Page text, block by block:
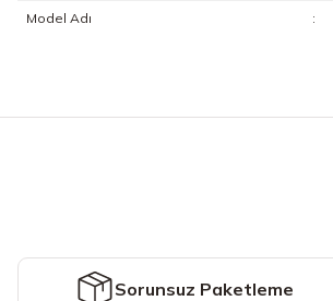
Model Adı :
Ürün fiyatı diğer sitelerden daha pahalı.
Bu ürüne benzer farklı alternatifler olmalı.
Sorunsuz Paketleme